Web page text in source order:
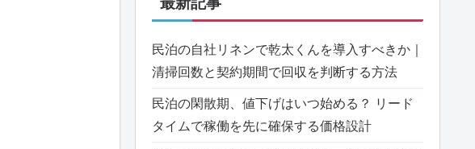
民泊の自社リネンで乾太くんを導入すべきか｜
清掃回数と契約期間で回収を判断する方法
民泊の閑散期、値下げはいつ始める？ リード
タイムで稼働を先に確保する価格設計